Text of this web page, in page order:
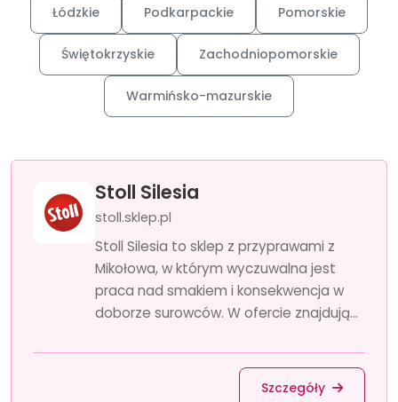
Łódzkie Podkarpackie Pomorskie
Świętokrzyskie Zachodniopomorskie
Warmińsko-mazurskie
Stoll Silesia
stoll.sklep.pl
Stoll Silesia to sklep z przyprawami z
Mikołowa, w którym wyczuwalna jest
praca nad smakiem i konsekwencja w
doborze surowców. W ofercie znajdują...
Szczegóły